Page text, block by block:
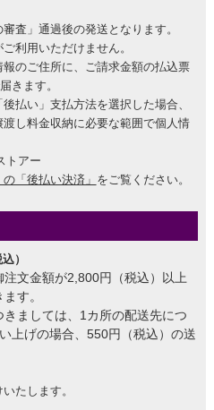
査」通過後の発送となります。
利用いただけません。
のご住所に、ご請求金額の払込票
きます。
払い」支払方法を選択した場合、
し料金収納に必要な範囲で個人情
トアー
「後払い決済」 をご覧ください。
込）
文金額が2,800円（税込）以上
す。
ましては、1カ所の配送先につ
上げの場合、550円（税込）の送
たします。